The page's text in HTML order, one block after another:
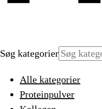
Søg kategorier
Alle kategorier
Proteinpulver